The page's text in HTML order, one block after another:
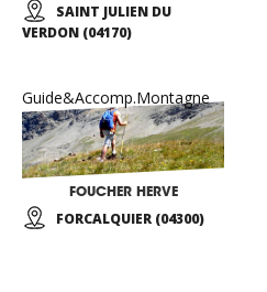
SAINT JULIEN DU
VERDON (04170)
Guide&Accomp.Montagne
FOUCHER HERVE
FORCALQUIER (04300)